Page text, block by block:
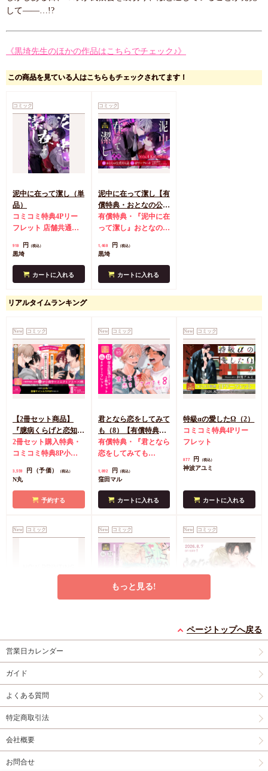
して――…!?
《黒埼先生のほかの作品はこちらでチェック♪》
この商品を見ている人はこちらもチェックされてます！
コミック
泥中に在って潔し（単
品）
コミコミ特典4Pリー
フレット 店舗共通特
918 円 （税込）
黒埼
カートに入れる
コミック
泥中に在って潔し【有
償特典・おとなの公式
同人誌】
有償特典・『泥中に在
って潔し』おとなの公
典4Pリーフレット
パー
1,468 円 （税込）
黒埼
カートに入れる
リアルタイムランキング
New コミック
【2冊セット商品】
『臆病くらげと恋知ら
ず【有償】+柴崎さん
のケモノみち【有
約キャンペーン(抽■
2冊セット購入特典・
コミコミ特典8P小冊
2枚
有償特典・『臆病
となの公式同人誌
償特典・『柴崎さんの
アクリルカードキーホ
店舗共通特典ペ
3,559 円（予価） （税込）
N丸
予約する
New コミック
君となら恋をしてみて
も（8）【有償特典・
学生証風カード2枚セ
ット】
有償特典・『君となら
恋をしてみても
ド2枚セット
1,892 円 （税込）
窪田マル
カートに入れる
New コミック
特級αの愛したΩ（2）
コミコミ特典4Pリー
フレット
877 円 （税込）
神波アユミ
カートに入れる
New コミック
小冊子＋箔押しA5ア
クリルボード】
有償特典・『エンドロ
ールは地獄まで
（3）』小冊子 有償特
典・『エンドロールは
地獄まで（3）』箔押
しA5アクリルボード
コミコミ特典8P小冊
子 コミコミ特典雑誌
風A5イラストカード
3,894
三ツ星しずく
予約する
New コミック
有償特典・『シュガー
コミコミ特典4Pリー
典ミニイラストカード
New コミック
特典・小冊子】
有償特典・『うなじに
New コミック New コミック New コミック
もっと見る!
ページトップへ戻る
営業日カレンダー
ガイド
よくある質問
特定商取引法
会社概要
お問合せ